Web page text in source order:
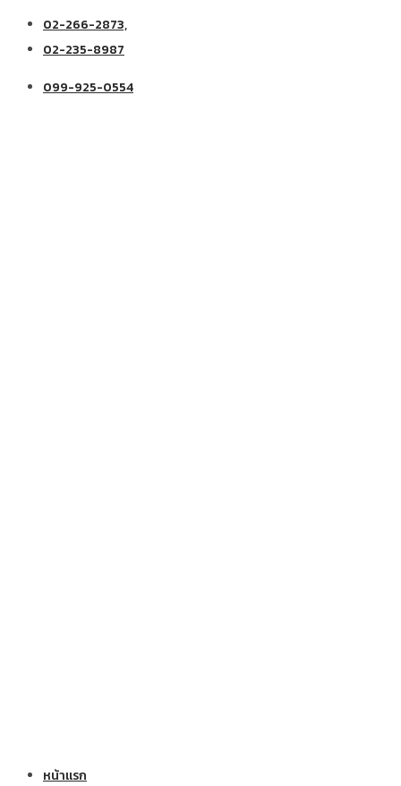
02-266-2873,
02-235-8987
099-925-0554
หน้าแรก